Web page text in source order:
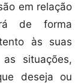
em relação
de forma
às suas
situações,
deseja ou